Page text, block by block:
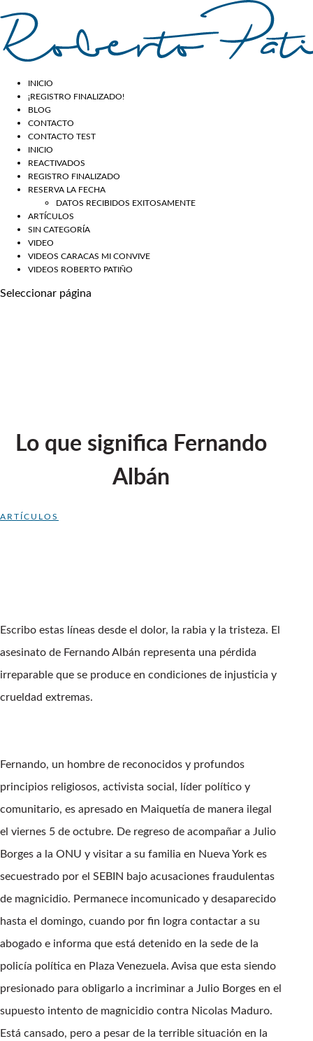
INICIO
¡REGISTRO FINALIZADO!
BLOG
CONTACTO
CONTACTO TEST
INICIO
REACTIVADOS
REGISTRO FINALIZADO
RESERVA LA FECHA
DATOS RECIBIDOS EXITOSAMENTE
ARTÍCULOS
SIN CATEGORÍA
VIDEO
VIDEOS CARACAS MI CONVIVE
VIDEOS ROBERTO PATIÑO
Seleccionar página
Lo que significa Fernando
Albán
ARTÍCULOS
Escribo estas líneas desde el dolor, la rabia y la tristeza. El
asesinato de Fernando Albán representa una pérdida
irreparable que se produce en condiciones de injusticia y
crueldad extremas.
Fernando, un hombre de reconocidos y profundos
principios religiosos, activista social, líder político y
comunitario, es apresado en Maiquetía de manera ilegal
el viernes 5 de octubre. De regreso de acompañar a Julio
Borges a la ONU y visitar a su familia en Nueva York es
secuestrado por el SEBIN bajo acusaciones fraudulentas
de magnicidio. Permanece incomunicado y desaparecido
hasta el domingo, cuando por fin logra contactar a su
abogado e informa que está detenido en la sede de la
policía política en Plaza Venezuela. Avisa que esta siendo
presionado para obligarlo a incriminar a Julio Borges en el
supuesto intento de magnicidio contra Nicolas Maduro.
Está cansado, pero a pesar de la terrible situación en la